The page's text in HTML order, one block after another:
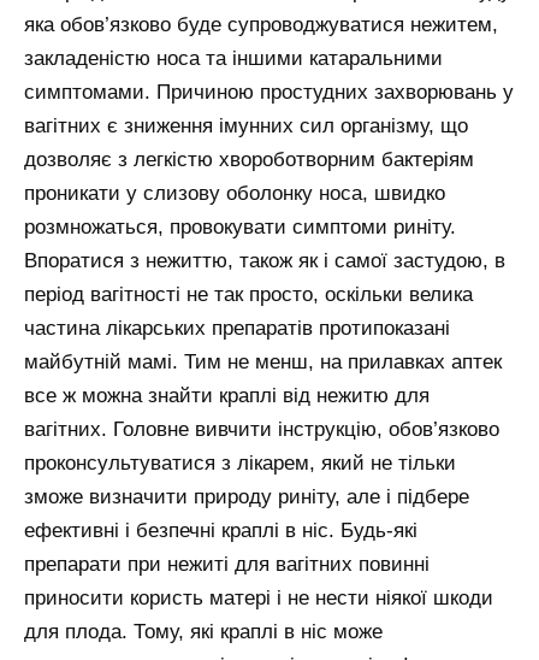
яка обов’язково буде супроводжуватися нежитем,
закладеністю носа та іншими катаральними
симптомами. Причиною простудних захворювань у
вагітних є зниження імунних сил організму, що
дозволяє з легкістю хвороботворним бактеріям
проникати у слизову оболонку носа, швидко
розмножаться, провокувати симптоми риніту.
Впоратися з нежиттю, також як і самої застудою, в
період вагітності не так просто, оскільки велика
частина лікарських препаратів протипоказані
майбутній мамі. Тим не менш, на прилавках аптек
все ж можна знайти краплі від нежитю для
вагітних. Головне вивчити інструкцію, обов’язково
проконсультуватися з лікарем, який не тільки
зможе визначити природу риніту, але і підбере
ефективні і безпечні краплі в ніс. Будь-які
препарати при нежиті для вагітних повинні
приносити користь матері і не нести ніякої шкоди
для плода. Тому, які краплі в ніс може